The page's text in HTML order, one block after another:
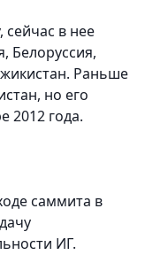
в нее
Белоруссия,
Раньше
но его
2012 года.
саммита в
ИГ.